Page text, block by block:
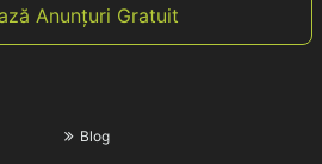
Anunțuri Gratuit
Blog